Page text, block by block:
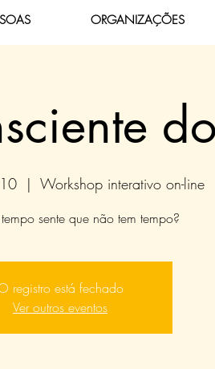
ORGANIZAÇÕES
  |
Workshop interativo on-line
sente que não tem tempo?
registro está fechado
Ver outros eventos